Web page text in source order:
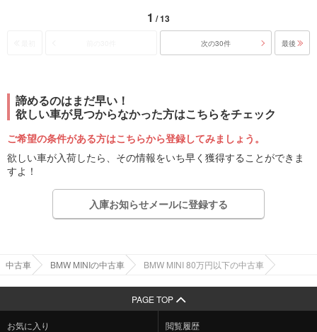
1 / 13
次の30件 最後
諦めるのはまだ早い！
欲しい車が見つからなかった方はこちらをチェック
ご希望の条件がある方はこちらから登録してみましょう。
欲しい車が入荷したら、その情報をいち早く獲得することができま
すよ！
入庫お知らせメールに登録する
中古車 BMW MINIの中古車 BMW MINI 80万円以下の中古車
PAGE TOP
お気に入り 閲覧履歴